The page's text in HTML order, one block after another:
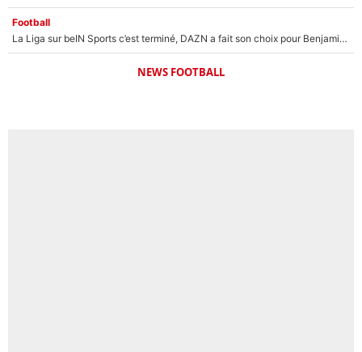
Football
La Liga sur beIN Sports c’est terminé, DAZN a fait son choix pour Benjamin Da Silva et Omar Da Fonseca !
NEWS FOOTBALL